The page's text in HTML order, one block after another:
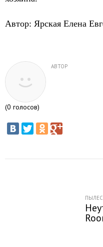
Автор: Ярская Елена
АВТОР
(0 голосов)